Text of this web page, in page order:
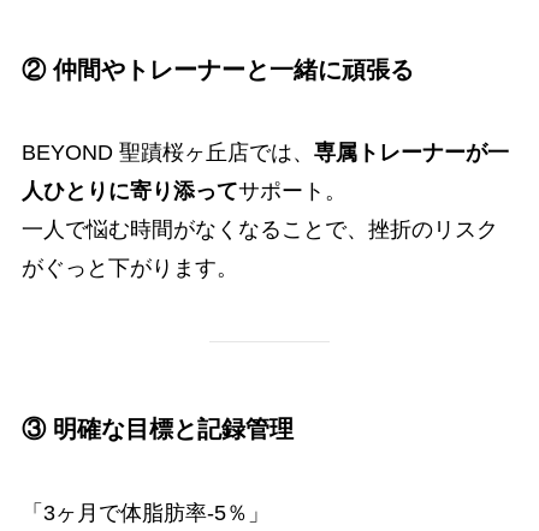
② 仲間やトレーナーと一緒に頑張る
BEYOND 聖蹟桜ヶ丘店では、 専属トレーナーが一
人ひとりに寄り添ってサポート。
一人で悩む時間がなくなることで、挫折のリスク
がぐっと下がります。
③ 明確な目標と記録管理
「3ヶ月で体脂肪率-5％」